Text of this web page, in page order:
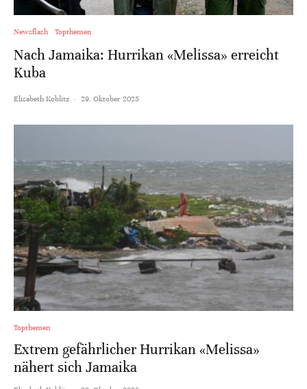
Newsflash Topthemen
Nach Jamaika: Hurrikan «Melissa» erreicht
Kuba
Elisabeth Koblitz · 29. Oktober 2025
Topthemen
Extrem gefährlicher Hurrikan «Melissa»
nähert sich Jamaika